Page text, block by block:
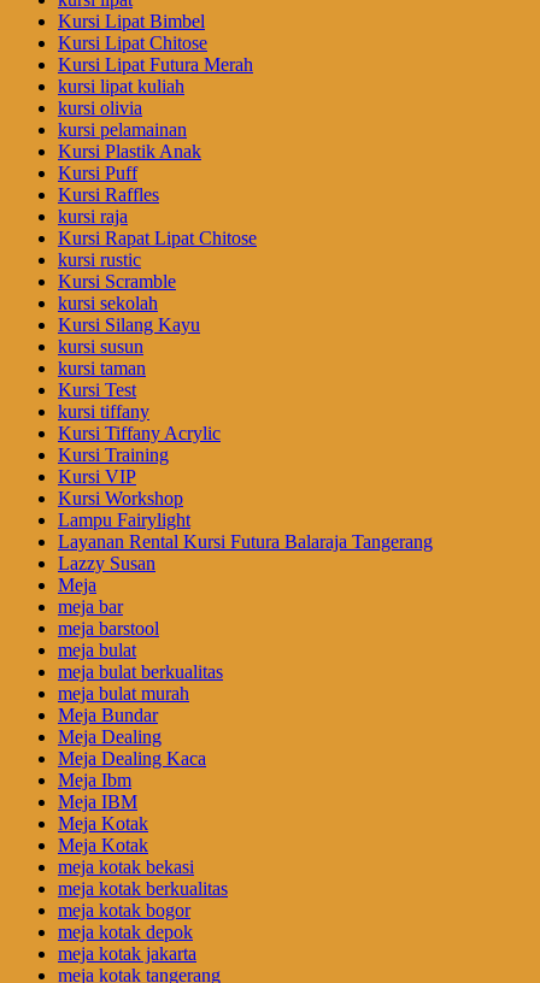
Kursi Lipat Bimbel
Kursi Lipat Chitose
Kursi Lipat Futura Merah
kursi lipat kuliah
kursi olivia
kursi pelamainan
Kursi Plastik Anak
Kursi Puff
Kursi Raffles
kursi raja
Kursi Rapat Lipat Chitose
kursi rustic
Kursi Scramble
kursi sekolah
Kursi Silang Kayu
kursi susun
kursi taman
Kursi Test
kursi tiffany
Kursi Tiffany Acrylic
Kursi Training
Kursi VIP
Kursi Workshop
Lampu Fairylight
Layanan Rental Kursi Futura Balaraja Tangerang
Lazzy Susan
Meja
meja bar
meja barstool
meja bulat
meja bulat berkualitas
meja bulat murah
Meja Bundar
Meja Dealing
Meja Dealing Kaca
Meja Ibm
Meja IBM
Meja Kotak
Meja Kotak
meja kotak bekasi
meja kotak berkualitas
meja kotak bogor
meja kotak depok
meja kotak jakarta
meja kotak tangerang